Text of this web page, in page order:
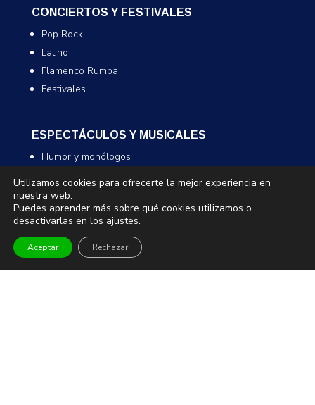
CONCIERTOS Y FESTIVALES
Pop Rock
Latino
Flamenco Rumba
Festivales
ESPECTÁCULOS Y MUSICALES
Humor y monólogos
Infantil y familiar
Magia
TEATRO Y DANZA
Utilizamos cookies para ofrecerte la mejor experiencia en
nuestra web.
Puedes aprender más sobre qué cookies utilizamos o
desactivarlas en los ajustes.
Aceptar Rechazar